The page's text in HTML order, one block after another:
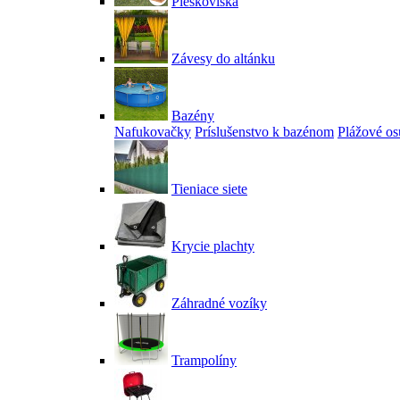
Závesy do altánku
Bazény
Nafukovačky Príslušenstvo k bazénom Plážové
Tieniace siete
Krycie plachty
Záhradné vozíky
Trampolíny